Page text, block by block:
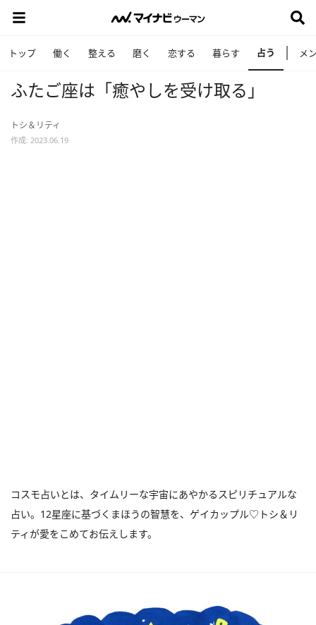
トップ 働く 整える 磨く 恋する 暮らす 占う メ
ふたご座は「癒やしを受け取る」
トシ＆リティ
作成: 2023.06.19
コスモ占いとは、タイムリーな宇宙にあやかるスピリチュアルな
占い。12星座に基づくまほうの智慧を、ゲイカップル♡トシ＆リ
ティが愛をこめてお伝えします。